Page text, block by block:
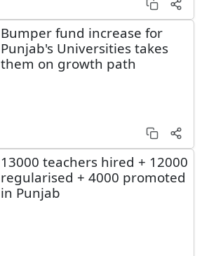
Bumper fund increase for
Punjab's Universities takes
them on growth path
13000 teachers hired + 12000
regularised + 4000 promoted
in Punjab